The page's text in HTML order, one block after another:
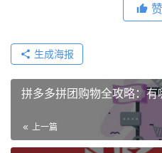
赞
生成海报
拼多多拼团购物全攻略：有
上一篇